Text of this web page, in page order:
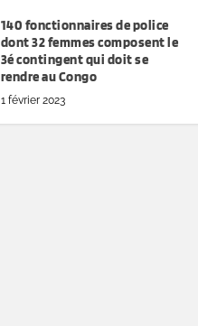
140 fonctionnaires de police
dont 32 femmes composent le
3é contingent qui doit se
rendre au Congo
1 février 2023